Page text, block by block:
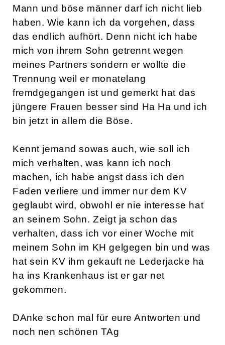
Mann und böse männer darf ich nicht lieb
haben. Wie kann ich da vorgehen, dass
das endlich aufhört. Denn nicht ich habe
mich von ihrem Sohn getrennt wegen
meines Partners sondern er wollte die
Trennung weil er monatelang
fremdgegangen ist und gemerkt hat das
jüngere Frauen besser sind Ha Ha und ich
bin jetzt in allem die Böse.
Kennt jemand sowas auch, wie soll ich
mich verhalten, was kann ich noch
machen, ich habe angst dass ich den
Faden verliere und immer nur dem KV
geglaubt wird, obwohl er nie interesse hat
an seinem Sohn. Zeigt ja schon das
verhalten, dass ich vor einer Woche mit
meinem Sohn im KH gelgegen bin und was
hat sein KV ihm gekauft ne Lederjacke ha
ha ins Krankenhaus ist er gar net
gekommen.
DAnke schon mal für eure Antworten und
noch nen schönen TAg